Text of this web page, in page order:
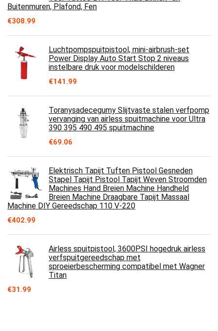
Buitenmuren, Plafond, Fen
€308.99
Luchtpompspuitpistool, mini-airbrush-set
Power Display Auto Start Stop 2 niveaus
instelbare druk voor modelschilderen
€141.99
Toranysadecegumy Slijtvaste stalen verfpomp
vervanging van airless spuitmachine voor Ultra
390 395 490 495 spuitmachine
€69.06
Elektrisch Tapijt Tuften Pistool Gesneden
Stapel Tapijt Pistool Tapijt Weven Stroomden
Machines Hand Breien Machine Handheld
Breien Machine Draagbare Tapijt Massaal
Machine DIY Gereedschap 110 V-220
€402.99
Airless spuitpistool, 3600PSI hogedruk airless
verfspuitgereedschap met
sproeierbescherming compatibel met Wagner
Titan
€31.99